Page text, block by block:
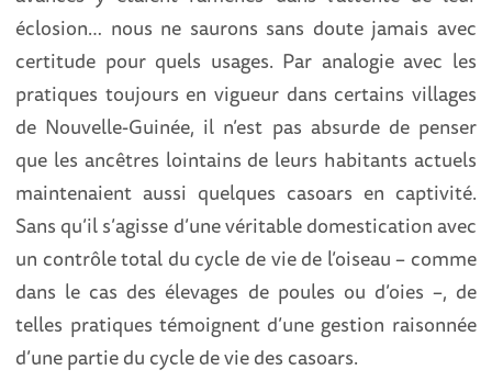
éclosion… nous ne saurons sans doute jamais avec
certitude pour quels usages. Par analogie avec les
pratiques toujours en vigueur dans certains villages
de Nouvelle-Guinée, il n’est pas absurde de penser
que les ancêtres lointains de leurs habitants actuels
maintenaient aussi quelques casoars en captivité.
Sans qu’il s’agisse d’une véritable domestication avec
un contrôle total du cycle de vie de l’oiseau – comme
dans le cas des élevages de poules ou d’oies –, de
telles pratiques témoignent d’une gestion raisonnée
d’une partie du cycle de vie des casoars.